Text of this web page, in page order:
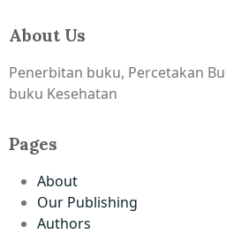
About Us
Penerbitan buku, Percetakan
buku Kesehatan
Pages
About
Our Publishing
Authors